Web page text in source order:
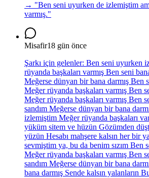
→ "Ben seni uyurken de izlemiştim
varmış."
Misafir18 gün önce
Şarkı için gelenler: Ben seni uyurken
rüyanda başkaları varmış Ben seni
Meğerse dünyan bir bana darmış Ben
Meğer rüyanda başkaları varmış Ben
Meğer rüyanda başkaları varmış Ben
sandım Meğerse dünyan bir bana
izlemiştim Meğer rüyanda başkaları
yüküm sitem ve hüzün Gözümden
yüzün Hesabı mahşere kalsın her bir
sevmiştim ya, bu da benim sızım Ben
Meğer rüyanda başkaları varmış Ben
sandım Meğerse dünyan bir bana
bana darmış Sende kalsın yalanların